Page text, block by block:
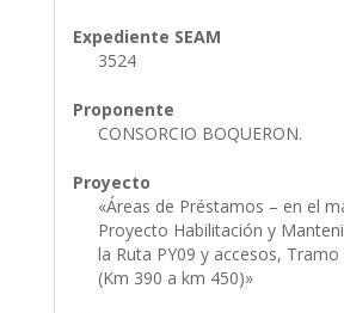
Expediente SEAM
3524
Proponente
CONSORCIO BOQUERON.
Proyecto
«Áreas de Préstamos – en el
Proyecto Habilitación y
la Ruta PY09 y accesos,
(Km 390 a km 450)»